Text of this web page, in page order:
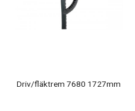
Driv/fläktrem 7680 1727mm